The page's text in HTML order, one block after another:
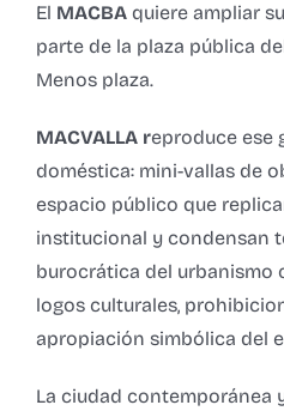
El MACBA quiere ampliar
parte de la plaza pública
Menos plaza.
MACVALLA reproduce ese
doméstica: mini-vallas de
espacio público que
institucional y condensan
burocrática del urbanismo
logos culturales,
apropiación simbólica del
La ciudad contemporánea